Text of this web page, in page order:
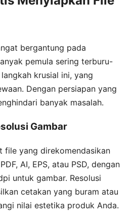
bergantung pada
pemula sering terburu-
krusial ini, yang
Dengan persiapan yang
banyak masalah.
Gambar
file yang direkomendasikan
AI, EPS, atau PSD, dengan
untuk gambar. Resolusi
cetakan yang buram atau
nilai estetika produk Anda.